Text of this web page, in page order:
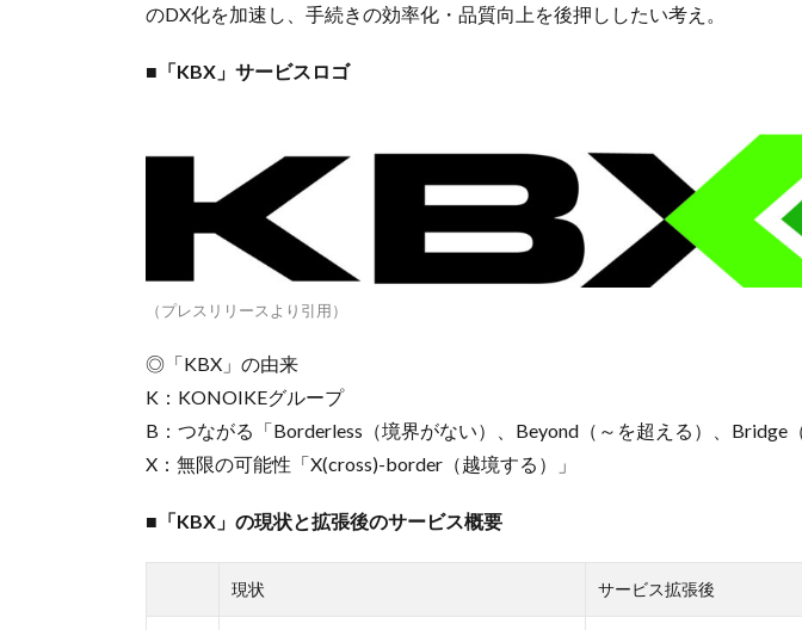
のDX化を加速し、手続きの効率化・品質向上を後押ししたい考え。
■「KBX」サービスロゴ
（プレスリリースより引用）
◎「KBX」の由来
K：KONOIKEグループ
B：つながる「Borderless（境界がない）、Beyond（～を超える）、Bridge
X：無限の可能性「X(cross)-border（越境する）」
■「KBX」の現状と拡張後のサービス概要
現状 サービス拡張後